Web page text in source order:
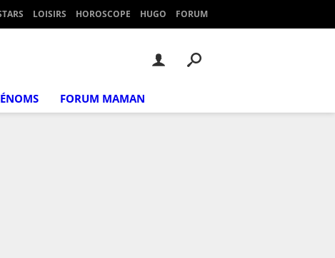
LOISIRS HOROSCOPE HUGO FORUM
FORUM MAMAN